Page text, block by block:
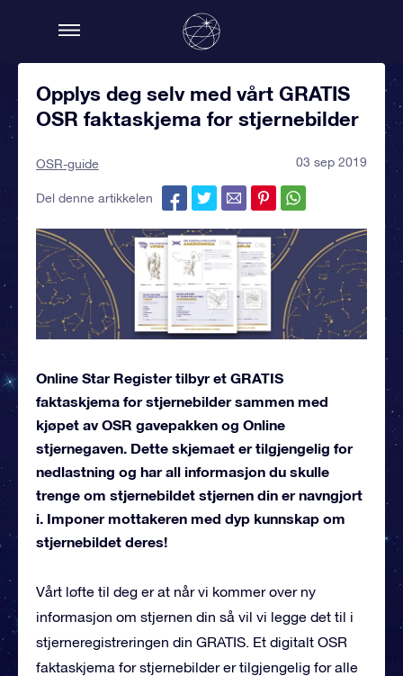
Opplys deg selv med vårt GRATIS
OSR faktaskjema for stjernebilder
OSR-guide 03 sep 2019
Del denne artikkelen
Online Star Register tilbyr et GRATIS
faktaskjema for stjernebilder sammen med
kjøpet av OSR gavepakken og Online
stjernegaven. Dette skjemaet er tilgjengelig for
nedlastning og har all informasjon du skulle
trenge om stjernebildet stjernen din er navngjort
i. Imponer mottakeren med dyp kunnskap om
stjernebildet deres!
Vårt løfte til deg er at når vi kommer over ny
informasjon om stjernen din så vil vi legge det til i
stjerneregistreringen din GRATIS. Et digitalt OSR
faktaskjema for stjernebilder er tilgjengelig for alle